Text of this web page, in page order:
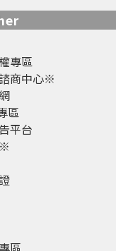
專區
商中心※
區
平台
區